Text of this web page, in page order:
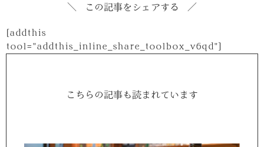
この記事をシェアする
[addthis
tool="addthis_inline_share_toolbox_v6qd"]
こちらの記事も読まれています